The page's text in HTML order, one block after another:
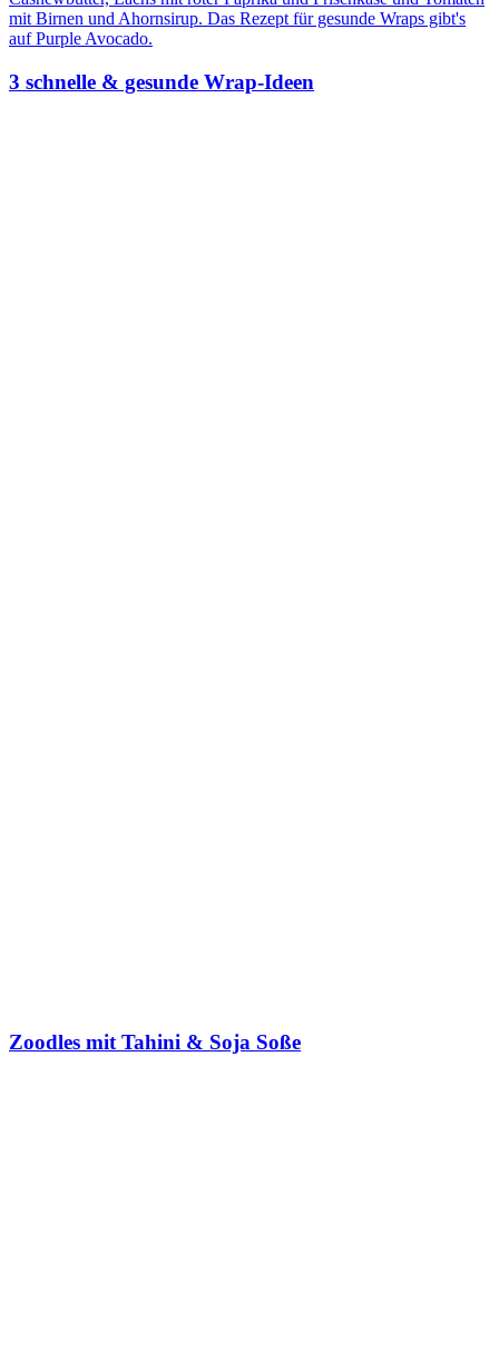
3 schnelle & gesunde Wrap-Ideen
Zoodles mit Tahini & Soja Soße